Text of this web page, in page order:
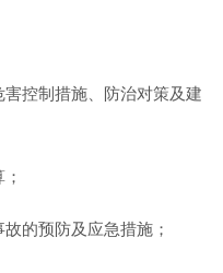
害控制措施、防治对策及建
的预防及应急措施；